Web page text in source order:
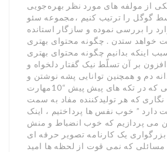
از مولفه های مورد نظر بهره‌جویی
گوگل را ترتیب کنیم ،مجموعه سئو
را بررسی نموده و سازگار استانده
خواهد ستدن . چگونه محتوای بهتری
اینکه بدانیم چگونه محتوای بهتری
افزون بر آن تسلّط نیک گفتار دلخواه و
دم و همچنین توانایی پشه نوشتن و
شرعیات نویسندگی که در تکه های پیش پیش “10مهارت
که هر تولیدکننده مفاد به سمت
دارد ” خوب نفس ها پرداختیم ، اینک
می پردازیم که خوب انضباط و منش
یک کارنامه تصویر حرفه ای
که نمی قوت از لحظه ها امید